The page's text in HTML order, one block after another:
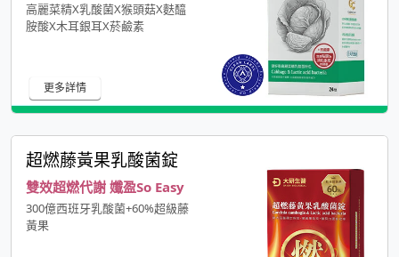
高麗菜精X乳酸菌X猴頭菇X麩醯
胺酸X木耳銀耳X菸鹼素
更多詳情
超燃藤黃果乳酸菌錠
雙效超燃代謝 孅盈So Easy
300億西班牙乳酸菌+60%超級藤
黃果